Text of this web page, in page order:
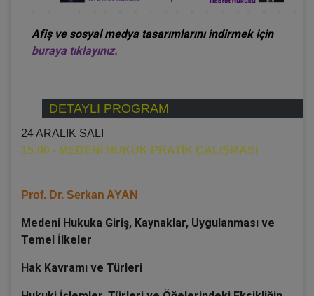
Afiş ve sosyal medya tasarımlarını indirmek için
buraya tıklayınız.
DETAYLI PROGRAM
24 ARALIK SALI
15:00 - MEDENİ HUKUK PRATİK ÇALIŞMASI
Prof. Dr. Serkan AYAN
Medeni Hukuka Giriş, Kaynaklar, Uygulanması ve
Temel İlkeler
Hak Kavramı ve Türleri